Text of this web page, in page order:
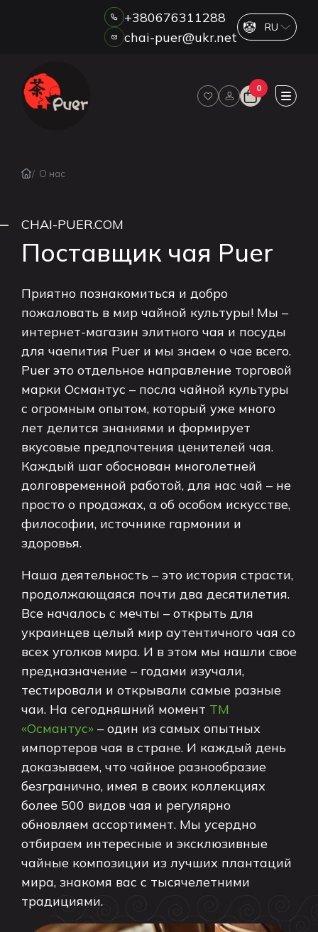
+380676311288
chai-puer@ukr.net
0
О нас
СHAI-PUER.COM
Поставщик чая Puer
Приятно познакомиться и добро
пожаловать в мир чайной культуры! Мы –
интернет-магазин элитного чая и посуды
для чаепития Puer и мы знаем о чае всего.
Puer это отдельное направление торговой
марки Османтус – посла чайной культуры
с огромным опытом, который уже много
лет делится знаниями и формирует
вкусовые предпочтения ценителей чая.
Каждый шаг обоснован многолетней
долговременной работой, для нас чай – не
просто о продажах, а об особом искусстве,
философии, источнике гармонии и
здоровья.
Наша деятельность – это история страсти,
продолжающаяся почти два десятилетия.
Все началось с мечты – открыть для
украинцев целый мир аутентичного чая со
всех уголков мира. И в этом мы нашли свое
предназначение – годами изучали,
тестировали и открывали самые разные
чаи. На сегодняшний момент ТМ
«Османтус» – один из самых опытных
импортеров чая в стране. И каждый день
доказываем, что чайное разнообразие
безгранично, имея в своих коллекциях
более 500 видов чая и регулярно
обновляем ассортимент. Мы усердно
отбираем интересные и эксклюзивные
чайные композиции из лучших плантаций
мира, знакомя вас с тысячелетними
традициями.